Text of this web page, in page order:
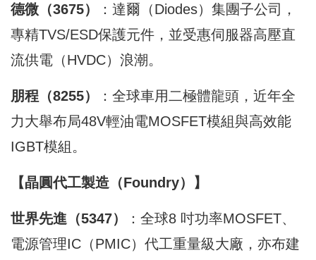
德微（3675）
：達爾（Diodes）集團子公司，
專精TVS/ESD保護元件，並受惠伺服器高壓直
流供電（HVDC）浪潮。
朋程（8255）
：全球車用二極體龍頭，近年全
力大舉布局48V輕油電MOSFET模組與高效能
IGBT模組。
【晶圓代工製造（Foundry）】
世界先進（5347）
：全球8 吋功率MOSFET、
電源管理IC（PMIC）代工重量級大廠，亦布建